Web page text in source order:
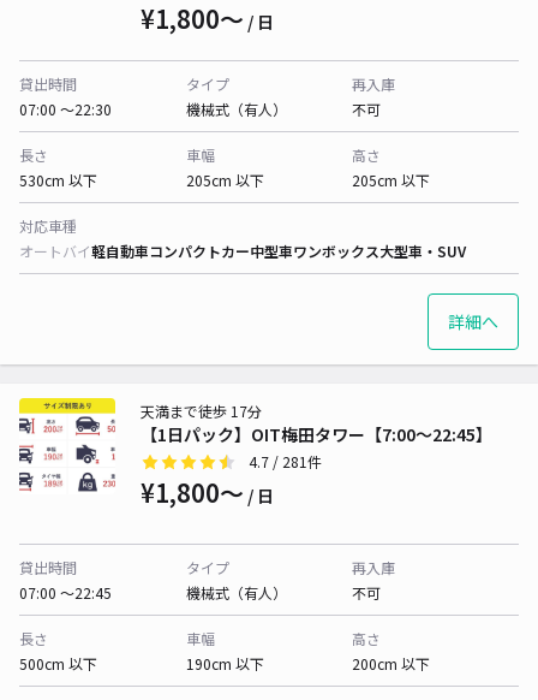
¥1,800〜 / 日
貸出時間
07:00 〜22:30
タイプ
機械式（有人）
再入庫
不可
長さ
530cm 以下
車幅
205cm 以下
高さ
205cm 以下
対応車種
オートバイ軽自動車コンパクトカー中型車ワンボックス大型車・SUV
詳細へ
【1日パック】OIT梅田タワー【7:00～22:45】
天満まで徒歩 17分
4.7 / 281件
¥1,800〜 / 日
貸出時間
07:00 〜22:45
タイプ
機械式（有人）
再入庫
不可
長さ
500cm 以下
車幅
190cm 以下
高さ
200cm 以下